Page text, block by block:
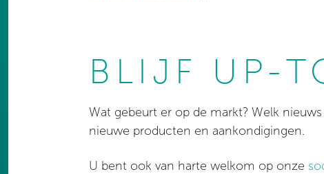
BLIJF UP-
Wat gebeurt er op de markt? Welk
nieuwe producten en aankondigingen.
U bent ook van harte welkom op onze